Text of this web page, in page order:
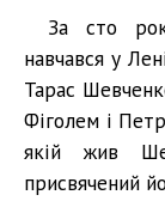
За сто
навчався у
Тарас
Фіголем і
якій жив
присвячений